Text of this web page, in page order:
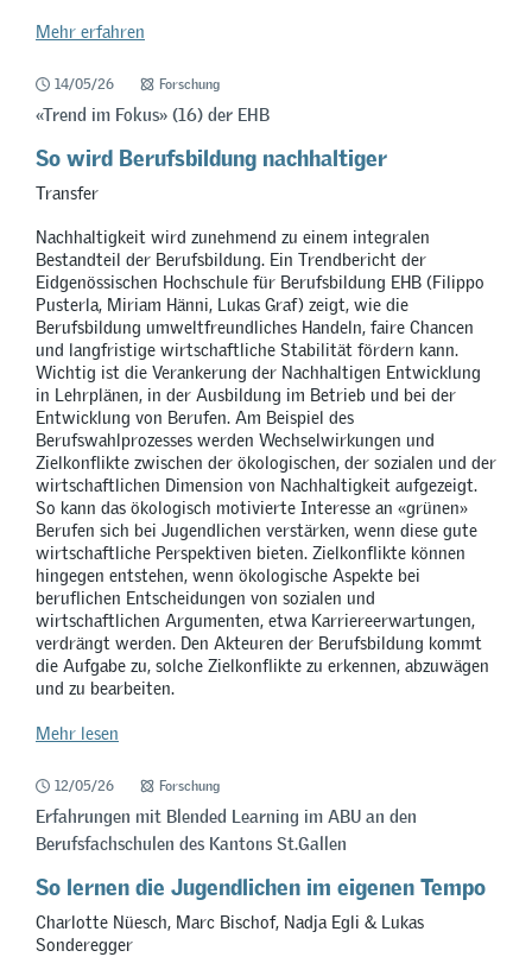
Mehr erfahren
14/05/26 Forschung
«Trend im Fokus» (16) der EHB
So wird Berufsbildung nachhaltiger
Transfer
Nachhaltigkeit wird zunehmend zu einem integralen
Bestandteil der Berufsbildung. Ein Trendbericht der
Eidgenössischen Hochschule für Berufsbildung EHB (Filippo
Pusterla, Miriam Hänni, Lukas Graf) zeigt, wie die
Berufsbildung umweltfreundliches Handeln, faire Chancen
und langfristige wirtschaftliche Stabilität fördern kann.
Wichtig ist die Verankerung der Nachhaltigen Entwicklung
in Lehrplänen, in der Ausbildung im Betrieb und bei der
Entwicklung von Berufen. Am Beispiel des
Berufswahlprozesses werden Wechselwirkungen und
Zielkonflikte zwischen der ökologischen, der sozialen und der
wirtschaftlichen Dimension von Nachhaltigkeit aufgezeigt.
So kann das ökologisch motivierte Interesse an «grünen»
Berufen sich bei Jugendlichen verstärken, wenn diese gute
wirtschaftliche Perspektiven bieten. Zielkonflikte können
hingegen entstehen, wenn ökologische Aspekte bei
beruflichen Entscheidungen von sozialen und
wirtschaftlichen Argumenten, etwa Karriereerwartungen,
verdrängt werden. Den Akteuren der Berufsbildung kommt
die Aufgabe zu, solche Zielkonflikte zu erkennen, abzuwägen
und zu bearbeiten.
Mehr lesen
12/05/26 Forschung
Erfahrungen mit Blended Learning im ABU an den
Berufsfachschulen des Kantons St.Gallen
So lernen die Jugendlichen im eigenen Tempo
Charlotte Nüesch, Marc Bischof, Nadja Egli & Lukas
Sonderegger